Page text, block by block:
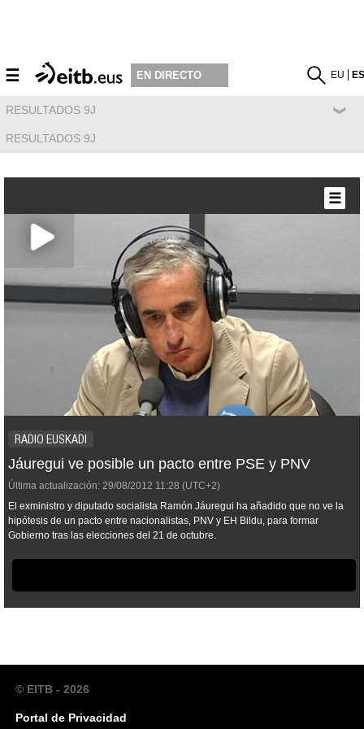
☰ EN DIRECTO EU
RESULTADOS 9J
RESULTADOS 9J
RADIO EUSKADI
Jáuregui ve posible un pacto entre PSE y PNV
Última actualización: 29/08/2012 11:28 (UTC+2)
El exministro y diputado socialista Ramón Jáuregui ha añadido que no ve la
hipótesis de un pacto entre nacionalistas, PNV y EH Bildu, para formar
Gobierno tras las elecciones del 21 de octubre.
☰
© EITB - 2026
Portal de Privacidad